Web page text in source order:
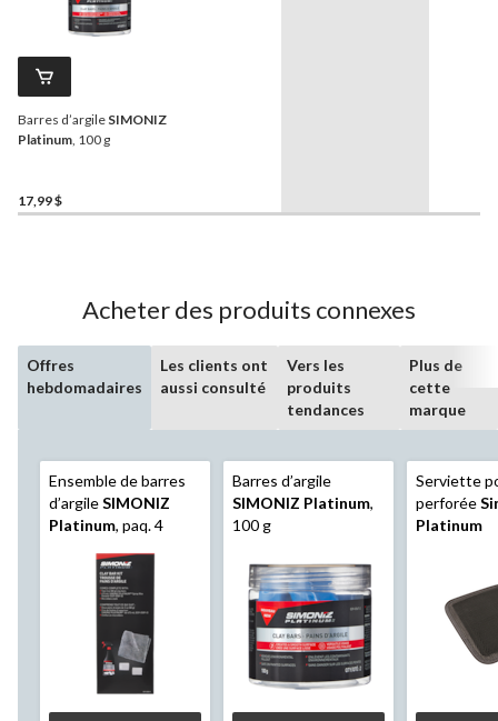
Barres d’argile SIMONIZ
Platinum, 100 g
17,99 $
Acheter des produits connexes
Offres
hebdomadaires
Les clients ont
aussi consulté
Vers les
produits
tendances
Plus de
cette
marque
Ensemble de barres
d’argileSIMONIZ
Platinum, paq. 4
Barres d’argile
SIMONIZ Platinum,
100 g
Serviette
perforée
Platinum